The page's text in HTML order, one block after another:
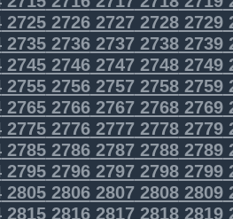
27252726272727282729
27352736273727382739
27452746274727482749
27552756275727582759
27652766276727682769
27752776277727782779
27852786278727882789
27952796279727982799
28052806280728082809
28152816281728182819